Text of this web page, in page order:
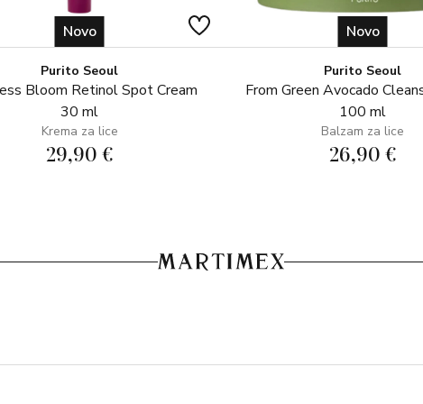
SASTOJCI: AQUA
EUROPAEA (OLIVE) FRUIT
TRIGLYCERIDE, GLYCERIN,
CETEARYL ALCOHOL,
HYDROGENATED PALM
SEED OIL, CRAMBE
PARFUM (FRAGRANCE),
TOCOPHEROL, LIMONENE,
(SUNFLOWER) SEED OIL,
CITRONELLOL, SODIUM
Novo
Purito Seoul
Bloom Retinol Spot Cream
30 ml
Krema za lice
29,90 €
Novo
Purito Seoul
From Green Avocado
100 ml
Balzam za lice
26,90 €